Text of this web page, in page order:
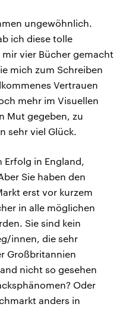
ungewöhnlich.
ich diese tolle
vier Bücher gemacht
mich zum Schreiben
Vertrauen
mehr im Visuellen
Mut gegeben, zu
sehr viel Glück.
Erfolg in England,
Sie haben den
erst vor kurzem
in alle möglichen
Sie sind kein
innen, die sehr
Großbritannien
nicht so gesehen
Oder
anders in